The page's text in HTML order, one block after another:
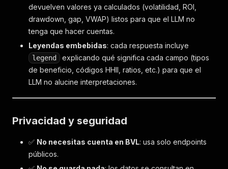
devuelven valores ya calculados (volatilidad, ROI,
drawdown, gap, VWAP) listos para que el LLM no
tenga que hacer cuentas.
Leyendas embebidas: cada respuesta incluye
legend
explicando qué significa cada campo (tipos
de beneficio, códigos HHII, ratios, etc.) para que el
LLM no alucine interpretaciones.
Privacidad y seguridad
✅ No necesitas cuenta en BVL: usa solo endpoints
públicos.